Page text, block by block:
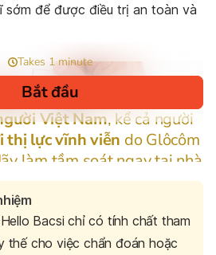
sớm để được điều trị an toàn và
Bacsi chỉ có tính chất tham
thế cho việc chẩn đoán hoặc